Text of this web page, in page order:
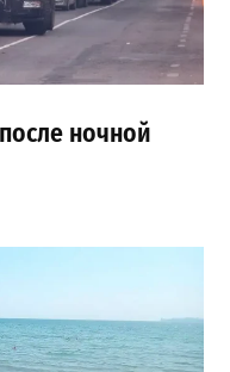
ночной